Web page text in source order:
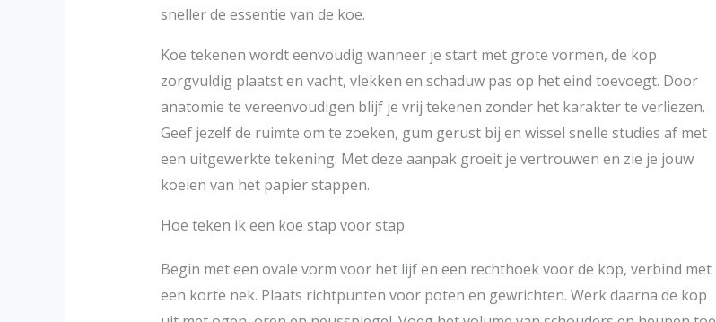
sneller de essentie van de koe.
Koe tekenen wordt eenvoudig wanneer je start met grote vormen, de kop
zorgvuldig plaatst en vacht, vlekken en schaduw pas op het eind toevoegt. Door
anatomie te vereenvoudigen blijf je vrij tekenen zonder het karakter te verliezen.
Geef jezelf de ruimte om te zoeken, gum gerust bij en wissel snelle studies af met
een uitgewerkte tekening. Met deze aanpak groeit je vertrouwen en zie je jouw
koeien van het papier stappen.
Hoe teken ik een koe stap voor stap
Begin met een ovale vorm voor het lijf en een rechthoek voor de kop, verbind met
een korte nek. Plaats richtpunten voor poten en gewrichten. Werk daarna de kop